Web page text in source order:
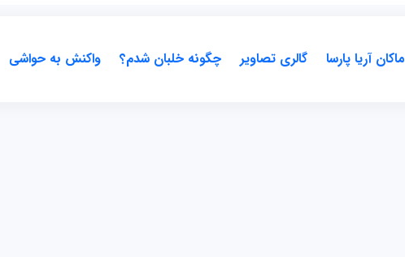
ماکان آریا پارسا گالری تصاویر چگونه خلبان شدم؟ واکنش به حواشی